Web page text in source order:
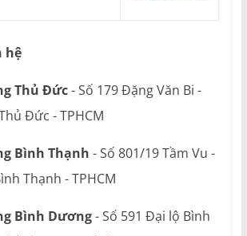
hệ
Thủ Đức- Số 179 Đặng Văn Bi -
Đức - TPHCM
Bình Thạnh - Số 801/19 Tầm Vu -
Thạnh - TPHCM
Bình Dương- Số 591 Đại lộ Bình